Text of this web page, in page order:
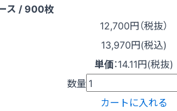
ス / 900枚
12,700円（税抜）
13,970円(税込)
単価：14.11円(税抜)
数量
カートに入れる